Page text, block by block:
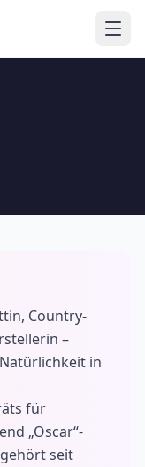
Country-
–
in
für
„Oscar“-
seit